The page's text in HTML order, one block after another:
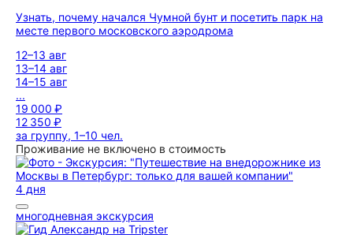
Узнать, почему начался Чумной бунт и посетить парк на
месте первого московского аэродрома
12–13 авг
13–14 авг
14–15 авг
...
19 000 ₽
12 350 ₽
за группу, 1–10 чел.
Проживание не включено в стоимость
4 дня
многодневная экскурсия